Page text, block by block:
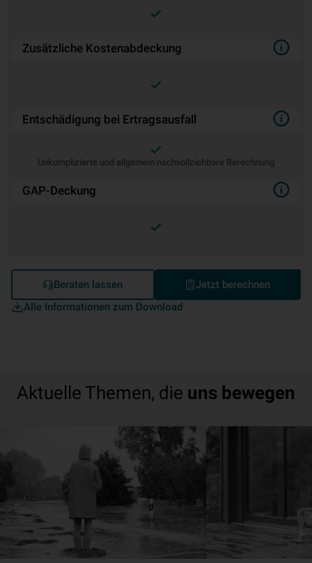
Zusätzliche Kostenabdeckung
Entschädigung bei Ertragsausfall
Unkomplizierte und allgemein nachvollziehbare Berechnung
GAP-Deckung
Alle Informationen zum Download
Beraten lassen Jetzt berechnen
Aktuelle Themen, die uns bewegen